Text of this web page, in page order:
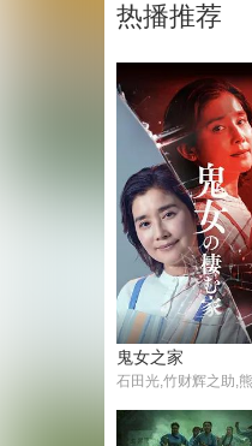
热播推荐
鬼女之家